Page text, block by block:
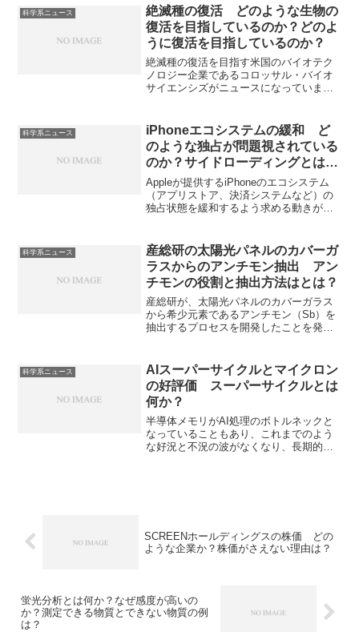
ポリエチレンはその優れた特性から幅広
い分野で利用されています。クロロスル
ホン化ポリエチレンとは何か、なぜ耐候
性に優れるのかを知ることができます。
科学系ニュース
絶滅種の復活 どのような生物の
復活を目指しているのか？どのよ
うに復活を目指しているのか？
絶滅種の復活を目指す米国のバイオテク
ノロジー企業であるコロッサル・バイオ
サイエンシズがニュースになっていま
とで、絶滅種の特長を持つ個体を作ろう
と考えています。どのように復活を目指
しているのか、なぜ大型の資金調達が可
能なのかを知ることができます。
科学系ニュース
iPhoneエコシステムの緩和 ど
のような独占が問題視されている
のか？サイドローディングとは何
か？
Appleが提供するiPhoneのエコシステム
（アプリストア、決済システムなど）の
独占状態を緩和するよう求める動きが広
すため、サイドローディングの義務化
や、アプリ内課金における代替決済手段
の導入を通じて、独占を緩和させようと
しています。どのような独占が問題視さ
れているのか、サイドローディングとは
何かを知ることができます。
科学系ニュース
産総研の太陽光パネルのカバーガ
ラスからのアンチモン抽出 アン
チモンの役割と抽出方法はとは？
産総研が、太陽光パネルのカバーガラス
から希少元素であるアンチモン（Sb）を
抽出するプロセスを開発したことを発表
去や透過性工場の目的で添加されていま
す。抽出の方法やアンチモンの役割を知
ることができます。
科学系ニュース
AIスーパーサイクルとマイクロン
の好評価 スーパーサイクルとは
何か？
半導体メモリがAI処理のボトルネックと
なっていることもあり、これまでのよう
な好況と不況の波がなくなり、長期的か
SCREENホールディングスの株価 どの
ような企業か？株価がさえない理由は？
蛍光分析とは何か？なぜ感度が高いの
か？測定できる物質とできない物質の例
は？